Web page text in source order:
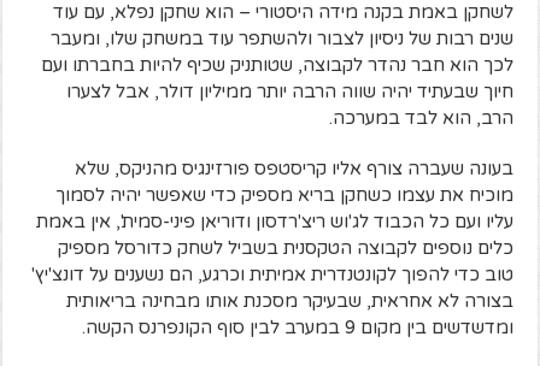
לשחקן באמת בקנה מידה היסטורי – הוא שחקן נפלא, עם עוד
שנים רבות של ניסיון לצבור ולהשתפר עוד במשחק שלו, ומעבר
לכך הוא חבר נהדר לקבוצה, שטותניק שכיף להיות בחברתו ועם
חיוך שבעתיד יהיה שווה הרבה יותר ממיליון דולר, אבל לצערו
הרב, הוא לבד במערכה.
בעונה שעברה צורף אליו קריסטפס פורזינגיס מהניקס, שלא
מוכיח את עצמו כשחקן בריא מספיק כדי שאפשר יהיה לסמוך
עליו ועם כל הכבוד לג'וש ריצ'רדסון ודוריאן פיני-סמית', אין באמת
כלים נוספים לקבוצה הטקסנית בשביל לשחק כדורסל מספיק
טוב כדי להפוך לקונטנדרית אמיתית וכרגע, הם נשענים על דונצ'יץ'
בצורה לא אחראית, שבעיקר מסכנת אותו מבחינה בריאותית
ומדשדשים בין מקום 9 במערב לבין סוף הקונפרנס הקשה.